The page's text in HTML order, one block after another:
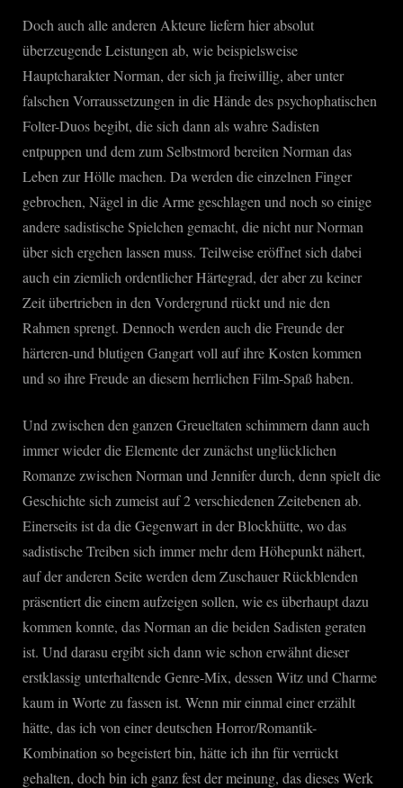
Doch auch alle anderen Akteure liefern hier absolut
überzeugende Leistungen ab, wie beispielsweise
Hauptcharakter Norman, der sich ja freiwillig, aber unter
falschen Vorraussetzungen in die Hände des psychophatischen
Folter-Duos begibt, die sich dann als wahre Sadisten
entpuppen und dem zum Selbstmord bereiten Norman das
Leben zur Hölle machen. Da werden die einzelnen Finger
gebrochen, Nägel in die Arme geschlagen und noch so einige
andere sadistische Spielchen gemacht, die nicht nur Norman
über sich ergehen lassen muss. Teilweise eröffnet sich dabei
auch ein ziemlich ordentlicher Härtegrad, der aber zu keiner
Zeit übertrieben in den Vordergrund rückt und nie den
Rahmen sprengt. Dennoch werden auch die Freunde der
härteren-und blutigen Gangart voll auf ihre Kosten kommen
und so ihre Freude an diesem herrlichen Film-Spaß haben.
Und zwischen den ganzen Greueltaten schimmern dann auch
immer wieder die Elemente der zunächst unglücklichen
Romanze zwischen Norman und Jennifer durch, denn spielt die
Geschichte sich zumeist auf 2 verschiedenen Zeitebenen ab.
Einerseits ist da die Gegenwart in der Blockhütte, wo das
sadistische Treiben sich immer mehr dem Höhepunkt nähert,
auf der anderen Seite werden dem Zuschauer Rückblenden
präsentiert die einem aufzeigen sollen, wie es überhaupt dazu
kommen konnte, das Norman an die beiden Sadisten geraten
ist. Und darasu ergibt sich dann wie schon erwähnt dieser
erstklassig unterhaltende Genre-Mix, dessen Witz und Charme
kaum in Worte zu fassen ist. Wenn mir einmal einer erzählt
hätte, das ich von einer deutschen Horror/Romantik-
Kombination so begeistert bin, hätte ich ihn für verrückt
gehalten, doch bin ich ganz fest der meinung, das dieses Werk